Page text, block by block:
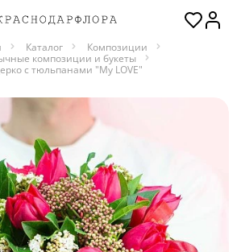
Каталог
Композиции
композиции и букеты
с тюльпанами "My LOVE"